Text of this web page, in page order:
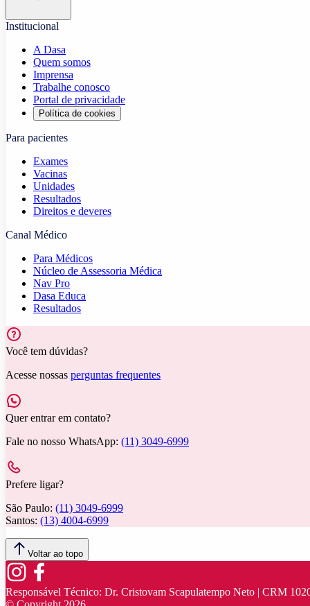
Institucional
A Dasa
Quem somos
Imprensa
Trabalhe conosco
Portal de privacidade
Política de cookies
Para pacientes
Exames
Vacinas
Unidades
Resultados
Direitos e deveres
Canal Médico
Para Médicos
Núcleo de Assessoria Médica
Nav Pro
Dasa Educa
Resultados
Você tem dúvidas?
Acesse nossas perguntas frequentes
Quer entrar em contato?
Fale no nosso WhatsApp: (11) 3049-6999
Prefere ligar?
São Paulo: (11) 3049-6999
Santos: (13) 4004-6999
Voltar ao topo
Responsável Técnico: Dr. Cristovam Scapulatempo Neto | CRM